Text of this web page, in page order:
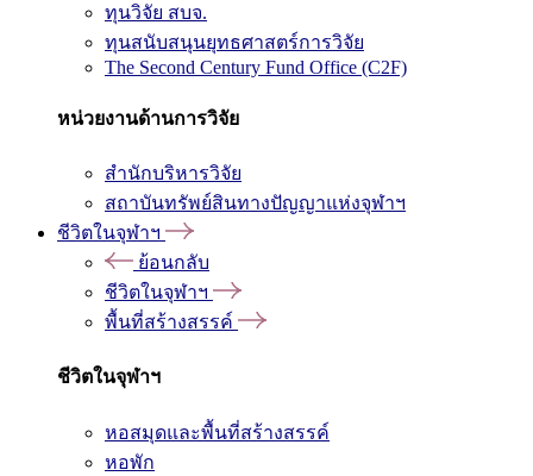
ทุนวิจัย สบจ.
ทุนสนับสนุนยุทธศาสตร์การวิจัย
The Second Century Fund Office (C2F)
หน่วยงานด้านการวิจัย
สำนักบริหารวิจัย
สถาบันทรัพย์สินทางปัญญาแห่งจุฬาฯ
ชีวิตในจุฬาฯ
ย้อนกลับ
ชีวิตในจุฬาฯ
พื้นที่สร้างสรรค์
ชีวิตในจุฬาฯ
หอสมุดและพื้นที่สร้างสรรค์
หอพัก